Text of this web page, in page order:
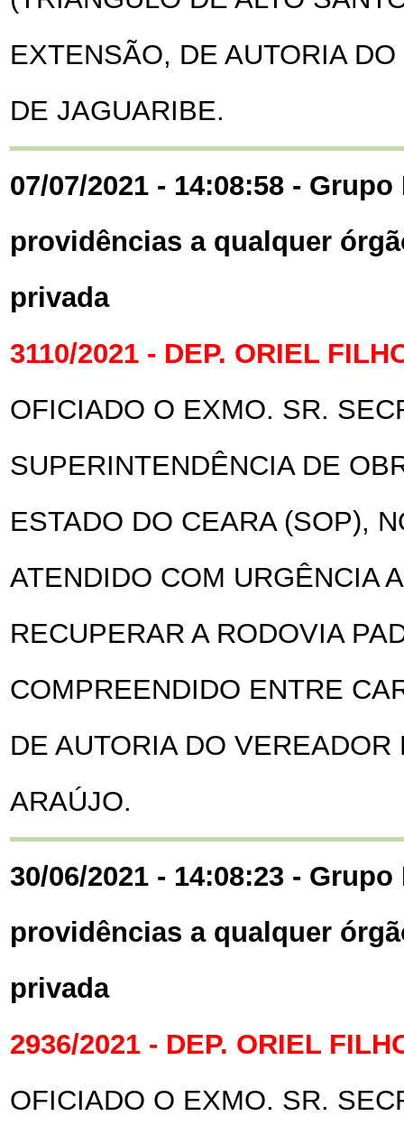
EXTENSÃO, DE AUTORIA
DE JAGUARIBE.
07/07/2021 - 14:08:58 -
providências a qualquer
privada
3110/2021 - DEP. ORIEL
OFICIADO O EXMO. SR.
SUPERINTENDÊNCIA DE
ESTADO DO CEARA (SOP),
ATENDIDO COM URGÊNCIA
RECUPERAR A RODOVIA
COMPREENDIDO ENTRE
DE AUTORIA DO
ARAÚJO.
30/06/2021 - 14:08:23 -
providências a qualquer
privada
2936/2021 - DEP. ORIEL
OFICIADO O EXMO. SR.